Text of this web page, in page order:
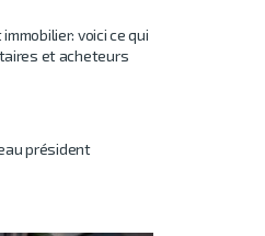
voici ce qui
et acheteurs
président